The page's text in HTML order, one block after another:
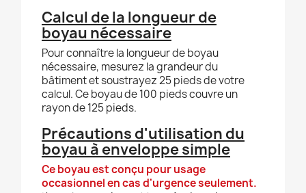
Calcul de la longueur de
boyau nécessaire
Pour connaître la longueur de boyau
nécessaire, mesurez la grandeur du
bâtiment et soustrayez 25 pieds de votre
calcul. Ce boyau de 100 pieds couvre un
rayon de 125 pieds.
Précautions d'utilisation du
boyau à enveloppe simple
Ce boyau est conçu pour usage
occasionnel en cas d'urgence seulement.